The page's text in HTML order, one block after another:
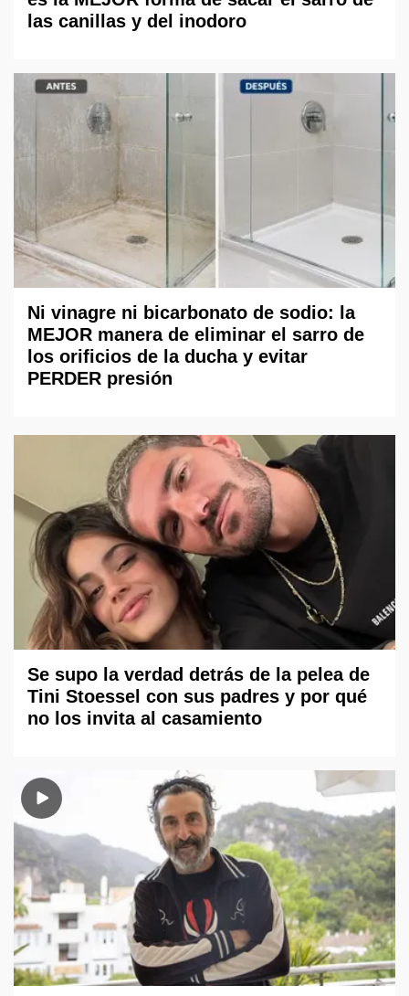
las canillas y del inodoro
Ni vinagre ni bicarbonato de sodio: la
MEJOR manera de eliminar el sarro de
los orificios de la ducha y evitar
PERDER presión
Se supo la verdad detrás de la pelea de
Tini Stoessel con sus padres y por qué
no los invita al casamiento